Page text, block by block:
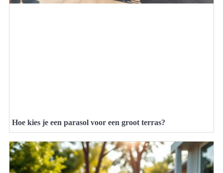
Hoe kies je een parasol voor een groot terras?